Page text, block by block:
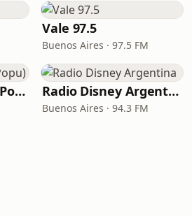
Vale 97.5
Buenos Aires · 97.5 FM
Radio Popular (La Popu) Radio Disney Argentina
Buenos Aires · 94.3 FM